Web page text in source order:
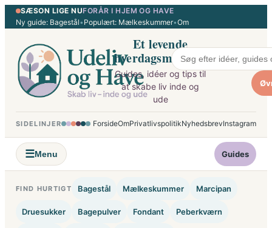
SpringSÆSON LIGE NUFORÅR I HJEM OG HAVE
Ny guide: Bagestål• Populært: Mælkeskummer•Om
Et levende
hverdagsmagasin
Guides, idéer og tips til
at skabe liv inde og
ude
SIDELINJER ForsideOmPrivatlivspolitikNyhedsbrevInstagram
☰Menu Guides
FIND HURTIGT Bagestål Mælkeskummer Marcipan
Druesukker Bagepulver Fondant Peberkværn